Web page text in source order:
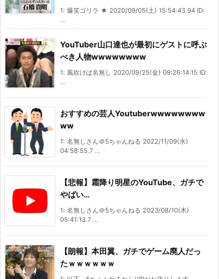
1: 爆笑ゴリラ ★ 2020/09/05(土) 15:54:43.94 ID:
...
YouTuber山口達也が最初にゲストに呼ぶ
べき人物wwwwwwww
1: 風吹けば名無し 2020/09/25(金) 09:26:14.15 ID:
...
おすすめの芸人Youtuberwwwwwwww
ww
1: 名無しさん＠5ちゃんねる 2022/11/09(水)
04:58:55.7 ...
【悲報】霜降り明星のYouTube、ガチで
やばい…
1: 名無しさん＠5ちゃんねる 2023/08/10(木)
05:41:13.7 ...
【朗報】本田翼、ガチでゲーム廃人だっ
たｗｗｗｗｗｗ